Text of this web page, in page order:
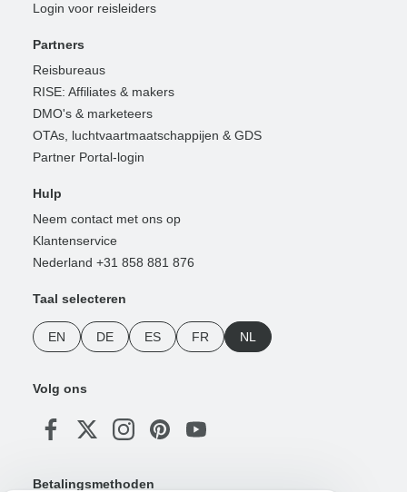
Login voor reisleiders
Partners
Reisbureaus
RISE: Affiliates & makers
DMO's & marketeers
OTAs, luchtvaartmaatschappijen & GDS
Partner Portal-login
Hulp
Neem contact met ons op
Klantenservice
Nederland +31 858 881 876
Taal selecteren
EN DE ES FR NL
Volg ons
Betalingsmethoden